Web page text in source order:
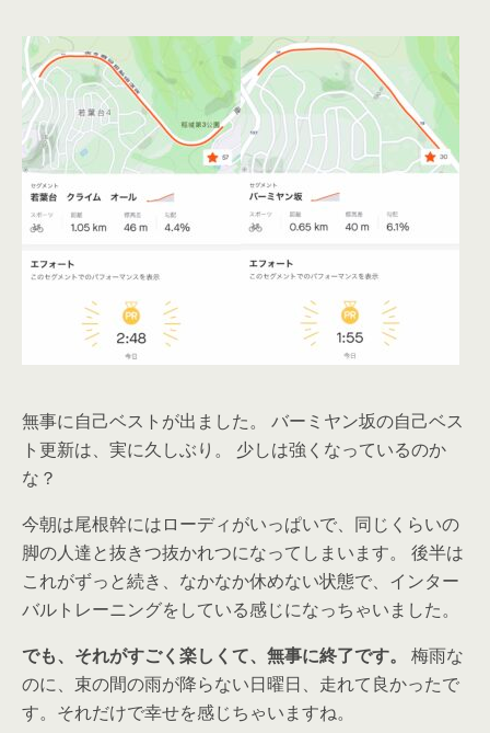
無事に自己ベストが出ました。 バーミヤン坂の自己ベス
ト更新は、実に久しぶり。 少しは強くなっているのか
な？
今朝は尾根幹にはローディがいっぱいで、同じくらいの
脚の人達と抜きつ抜かれつになってしまいます。 後半は
これがずっと続き、なかなか休めない状態で、インター
バルトレーニングをしている感じになっちゃいました。
でも、それがすごく楽しくて、無事に終了です。
梅雨な
のに、束の間の雨が降らない日曜日、走れて良かったで
す。それだけで幸せを感じちゃいますね。